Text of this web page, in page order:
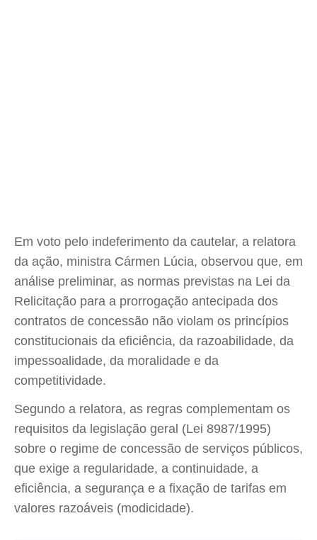
Em voto pelo indeferimento da cautelar, a relatora
da ação, ministra Cármen Lúcia, observou que, em
análise preliminar, as normas previstas na Lei da
Relicitação para a prorrogação antecipada dos
contratos de concessão não violam os princípios
constitucionais da eficiência, da razoabilidade, da
impessoalidade, da moralidade e da
competitividade.
Segundo a relatora, as regras complementam os
requisitos da legislação geral (Lei 8987/1995)
sobre o regime de concessão de serviços públicos,
que exige a regularidade, a continuidade, a
eficiência, a segurança e a fixação de tarifas em
valores razoáveis (modicidade).